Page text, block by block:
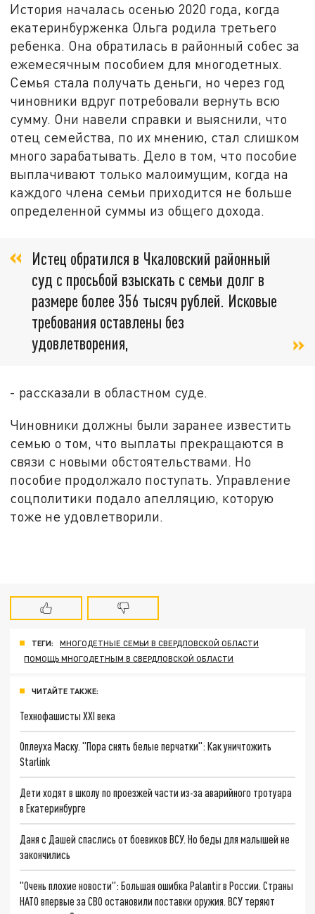
История началась осенью 2020 года, когда
екатеринбурженка Ольга родила третьего
ребенка. Она обратилась в районный собес за
ежемесячным пособием для многодетных.
Семья стала получать деньги, но через год
чиновники вдруг потребовали вернуть всю
сумму. Они навели справки и выяснили, что
отец семейства, по их мнению, стал слишком
много зарабатывать. Дело в том, что пособие
выплачивают только малоимущим, когда на
каждого члена семьи приходится не больше
определенной суммы из общего дохода.
Истец обратился в Чкаловский районный
суд с просьбой взыскать с семьи долг в
размере более 356 тысяч рублей. Исковые
требования оставлены без
удовлетворения,
- рассказали в областном суде.
Чиновники должны были заранее известить
семью о том, что выплаты прекращаются в
связи с новыми обстоятельствами. Но
пособие продолжало поступать. Управление
соцполитики подало апелляцию, которую
тоже не удовлетворили.
ТЕГИ:
МНОГОДЕТНЫЕ СЕМЬИ В СВЕРДЛОВСКОЙ ОБЛАСТИ
ПОМОЩЬ МНОГОДЕТНЫМ В СВЕРДЛОВСКОЙ ОБЛАСТИ
ЧИТАЙТЕ ТАКЖЕ:
Технофашисты XXI века
Оплеуха Маску. "Пора снять белые перчатки": Как уничтожить
Starlink
Дети ходят в школу по проезжей части из-за аварийного тротуара
в Екатеринбурге
Даня с Дашей спаслись от боевиков ВСУ. Но беды для малышей не
закончились
"Очень плохие новости": Большая ошибка Palantir в России. Страны
НАТО впервые за СВО остановили поставки оружия. ВСУ теряют